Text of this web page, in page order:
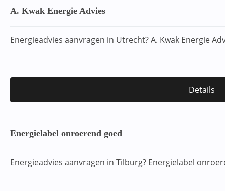
A. Kwak Energie Advies
Energieadvies aanvragen in Utrecht? A. Kwak Energie
Details
Energielabel onroerend goed
Energieadvies aanvragen in Tilburg? Energielabel